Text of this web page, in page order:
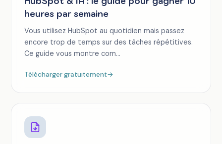
heures par semaine
Vous utilisez HubSpot au quotidien mais passez
encore trop de temps sur des tâches répétitives.
Ce guide vous montre com...
Télécharger gratuitement→